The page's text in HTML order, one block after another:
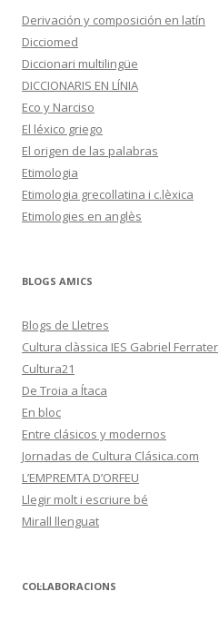
Derivación y composición en latín
Dicciomed
Diccionari multilingüe
DICCIONARIS EN LÍNIA
Eco y Narciso
El léxico griego
El origen de las palabras
Etimologia
Etimologia grecollatina i c.lèxica
Etimologies en anglès
BLOGS AMICS
Blogs de Lletres
Cultura clàssica IES Gabriel Ferrater
Cultura21
De Troia a Ítaca
En bloc
Entre clásicos y modernos
Jornadas de Cultura Clásica.com
L’EMPREMTA D’ORFEU
Llegir molt i escriure bé
Mirall llenguat
COL·LABORACIONS